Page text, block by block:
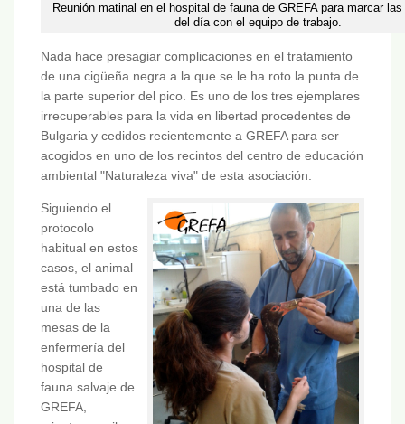
Reunión matinal en el hospital de fauna de GREFA para marcar
del día con el equipo de trabajo.
Nada hace presagiar complicaciones en el tratamiento
de una cigüeña negra a la que se le ha roto la punta de
la parte superior del pico. Es uno de los tres ejemplares
irrecuperables para la vida en libertad procedentes de
Bulgaria y cedidos recientemente a GREFA para ser
acogidos en uno de los recintos del centro de educación
ambiental "Naturaleza viva" de esta asociación.
Siguiendo el
protocolo
habitual en estos
casos, el animal
está tumbado en
una de las
mesas de la
enfermería del
hospital de
fauna salvaje de
GREFA,